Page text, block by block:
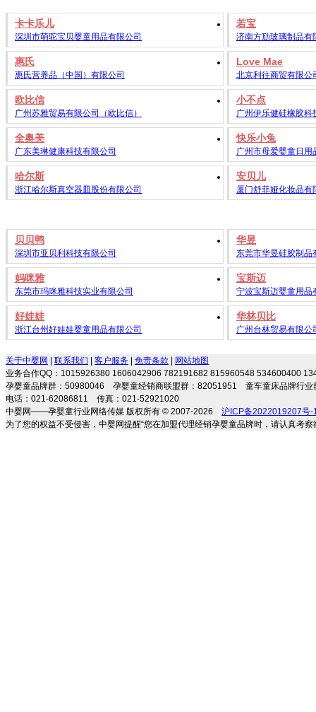
卡卡乐儿
深圳市萌驼宝贝婴童用品有限公司
若宝
济南方劢玻璃制品有
惠氏
惠氏营养品（中国）有限公司
Love Mae
北京利往商贸有限公
欧比信
广州苏雅贸易有限公司（欧比信）
小不点
广州伊乐健硅橡胶科
全奥美
广东美琳健康科技有限公司
快乐小兔
广州市母爱婴童日用
哈尔斯
浙江哈尔斯真空器皿股份有限公司
安贝儿
厦门舒菲娅化妆品有
贝贝鸭
深圳市亚贝利科技有限公司
华昱
东莞市华昱硅胶制品
妈咪雅
东莞市玛咪雅科技实业有限公司
宝斯迈
宁波宝斯迈婴童用品
好娃娃
浙江台州好娃娃婴童用品有限公司
华林贝比
广州台林贸易有限公
关于中婴网 联系我们 客户服务 免责条款
网站地图
业务合作QQ：1015926380 1606042906 782191682 815960548 534600400
孕婴童品牌群：50980046 孕婴童经销商联盟群：82051951 童车童床品牌行
电话：021-62086811 传真：021-52921020
中婴网——孕婴童行业网络传媒 版权所有 © 2007-2026 沪ICP备2022019207号-
为了您的权益不受侵害，中婴网提醒“您在加盟代理经销孕婴童品牌时，请认真考